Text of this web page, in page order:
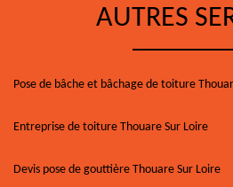
AUTRES
Pose de bâche et bâchage de toiture
Entreprise de toiture Thouare Sur Loire
Devis pose de gouttière Thouare Sur Loire